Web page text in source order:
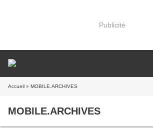
Publicité
Accueil » MOBILE.ARCHIVES
MOBILE.ARCHIVES